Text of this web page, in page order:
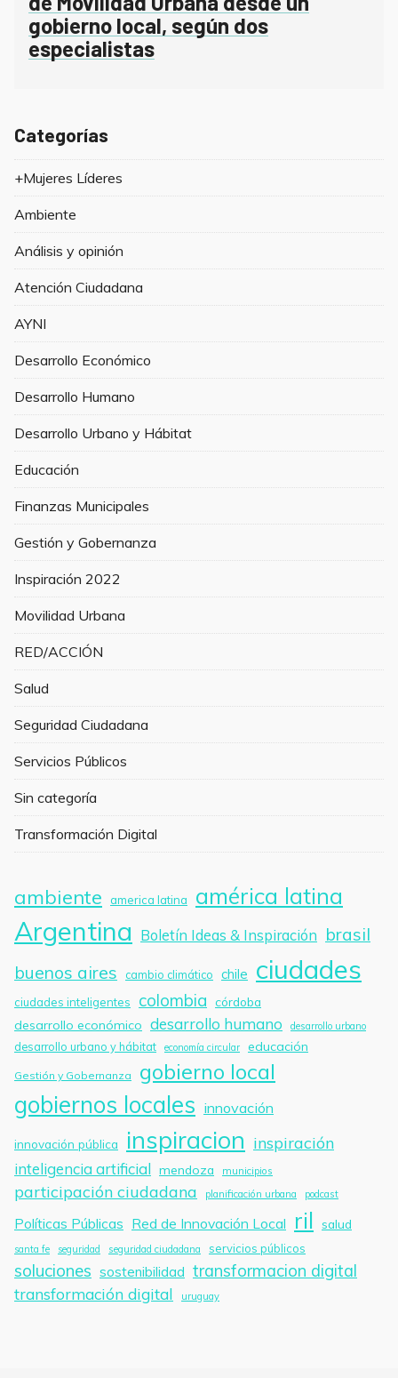
gobierno local, según dos
especialistas
Categorías
+Mujeres Líderes
Ambiente
Análisis y opinión
Atención Ciudadana
AYNI
Desarrollo Económico
Desarrollo Humano
Desarrollo Urbano y Hábitat
Educación
Finanzas Municipales
Gestión y Gobernanza
Inspiración 2022
Movilidad Urbana
RED/ACCIÓN
Salud
Seguridad Ciudadana
Servicios Públicos
Sin categoría
Transformación Digital
ambiente america latina américa latina
Argentina Boletín Ideas & Inspiración brasil
buenos aires
cambio climático chile ciudades
ciudades inteligentes colombia córdoba
desarrollo económico desarrollo humano desarrollo urbano
desarrollo urbano y hábitat economía circular educación
Gestión y Gobernanza gobierno local
gobiernos locales innovación
innovación pública inspiracion inspiración
inteligencia artificial mendoza municipios
participación ciudadana planificación urbana podcast
Políticas Públicas Red de Innovación Local ril salud
santa fe seguridad seguridad ciudadana servicios públicos
soluciones sostenibilidad transformacion digital
transformación digital uruguay